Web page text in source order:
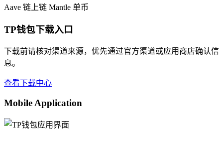
Aave 链上链 Mantle 单币
TP钱包下载入口
下载前请核对渠道来源，优先通过官方渠道或应用商店确认信
息。
查看下载中心
Mobile Application